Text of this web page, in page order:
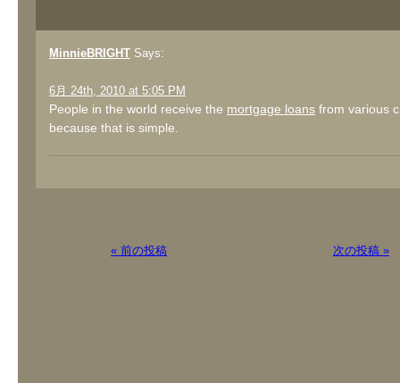
MinnieBRIGHT Says:
6月 24th, 2010 at 5:05 PM
People in the world receive the mortgage loans from various
because that is simple.
« 前の投稿 次の投稿 »